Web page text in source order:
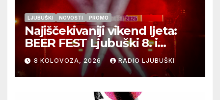
LJUBUŠKI NOVOSTI PROMO
Najiščekivaniji vikend ljeta:
BEER FEST Ljubuški 8. i
9.kolovoza
8 KOLOVOZA, 2026 RADIO LJUBUŠKI